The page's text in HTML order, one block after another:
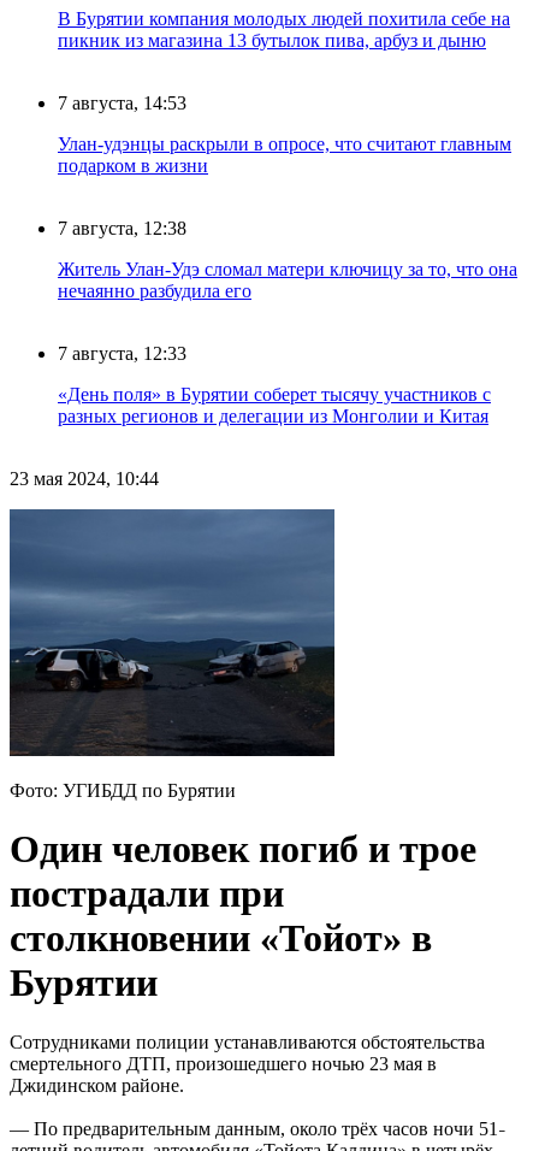
В Бурятии компания молодых людей похитила себе на
пикник из магазина 13 бутылок пива, арбуз и дыню
7 августа, 14:53
Улан-удэнцы раскрыли в опросе, что считают главным
подарком в жизни
7 августа, 12:38
Житель Улан-Удэ сломал матери ключицу за то, что она
нечаянно разбудила его
7 августа, 12:33
«День поля» в Бурятии соберет тысячу участников с
разных регионов и делегации из Монголии и Китая
23 мая 2024, 10:44
Фото: УГИБДД по Бурятии
Один человек погиб и трое
пострадали при
столкновении «Тойот» в
Бурятии
Сотрудниками полиции устанавливаются обстоятельства
смертельного ДТП, произошедшего ночью 23 мая в
Джидинском районе.
— По предварительным данным, около трёх часов ночи 51 –